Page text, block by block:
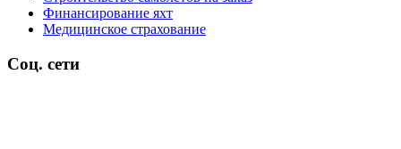
Финансирование яхт
Медицинское страхование
Соц. сети